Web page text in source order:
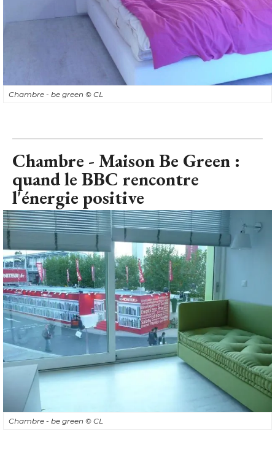
Chambre - be green © CL
Chambre - Maison Be Green :
quand le BBC rencontre
l'énergie positive
Chambre - be green © CL